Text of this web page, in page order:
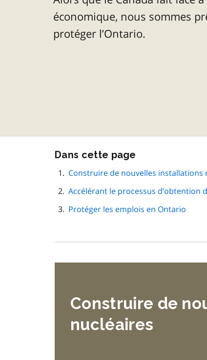
économique, nous sommes
protéger l’Ontario.
Dans cette page
navigation
page
Construire de nouvelles installations
Accélérant le processus d’obtention
Protéger les emplois en Ontario
Construire de
nucléaires